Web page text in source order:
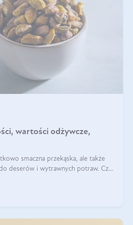
wartości odżywcze,
smaczna przekąska, ale także
deserów i wytrawnych potraw. Czy